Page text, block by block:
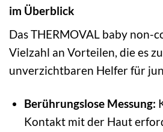
im Überblick
Das THERMOVAL baby non-
Vielzahl an Vorteilen, die es
unverzichtbaren Helfer für
Berührungslose Messung:
Kontakt mit der Haut